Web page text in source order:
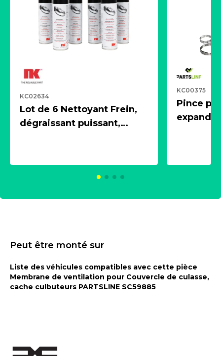
KC02634
Lot de 6 Nettoyant Frein,
dégraissant puissant,
KC00375
Pince
Peut être monté sur
Liste des véhicules compatibles avec cette pièce
Membrane de ventilation pour Couvercle de culasse,
cache culbuteurs PARTSLINE SC59885